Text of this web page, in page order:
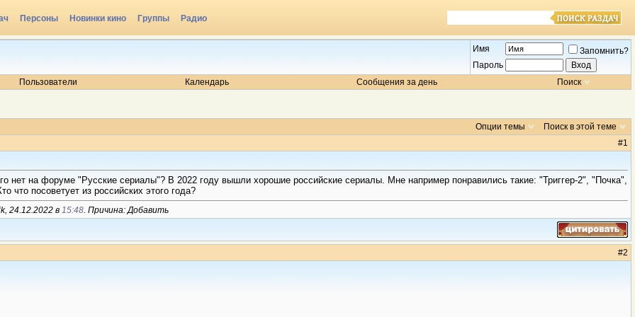
Персоны Новинки кино Группы Радио
Имя
Запомнить?
Пароль
Пользователи
Календарь Сообщения за день Поиск
Опции темы
Поиск в этой теме
#1
нет на форуме "Русские сериалы"? В 2022 году вышли хорошие российские сериалы. Мне например понравились такие: "Триггер-2", "Почка",
что посоветует из российских этого года?
24.12.2022 в 15:48. Причина: Добавить
#2